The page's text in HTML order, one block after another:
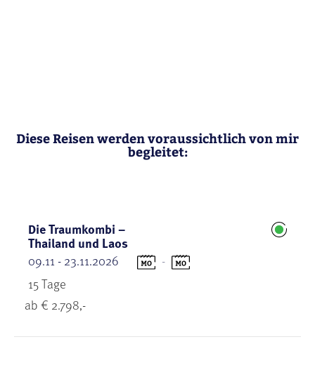
Diese Reisen werden voraussichtlich von mir
begleitet:
Die Traumkombi –
Thailand und Laos
09.11 - 23.11.2026
-
15 Tage
ab € 2.798,-